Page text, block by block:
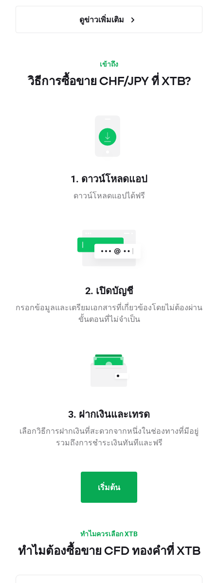
ดูข่าวเพิ่มเติม
เข้าถึง
วิธีการซื้อขาย CHF/JPY ที่ XTB?
1. ดาวน์โหลดแอป
ดาวน์โหลดแอปได้ฟรี
2. เปิดบัญชี
กรอกข้อมูลและเตรียมเอกสารที่เกี่ยวข้องโดยไม่ต้องผ่าน
ขั้นตอนที่ไม่จำเป็น
3. ฝากเงินและเทรด
เลือกวิธีการฝากเงินที่สะดวกจากหนึ่งในช่องทางที่มีอยู่
รวมถึงการชำระเงินทันทีและฟรี
เริ่มต้น
ทำไมควรเลือก XTB
ทำไมต้องซื้อขาย CFD ทองคำที่ XTB